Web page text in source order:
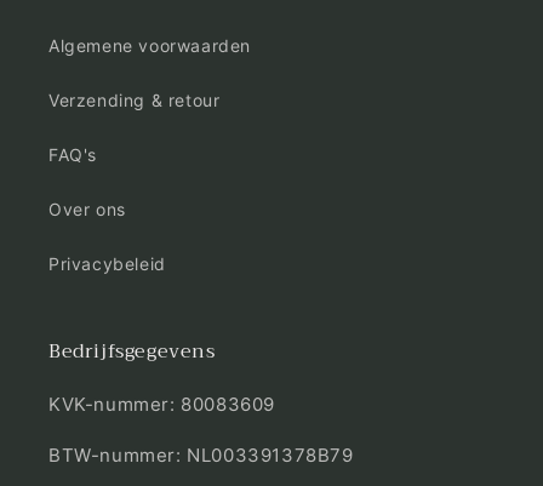
Algemene voorwaarden
Verzending & retour
FAQ's
Over ons
Privacybeleid
Bedrijfsgegevens
KVK-nummer: 80083609
BTW-nummer: NL003391378B79